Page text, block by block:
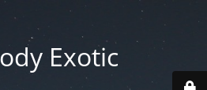
Exotic